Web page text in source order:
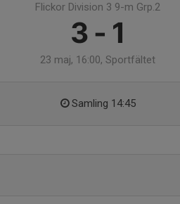
Flickor Division 3 9-m Grp.2
3 - 1
23 maj, 16:00, Sportfältet
Samling 14:45